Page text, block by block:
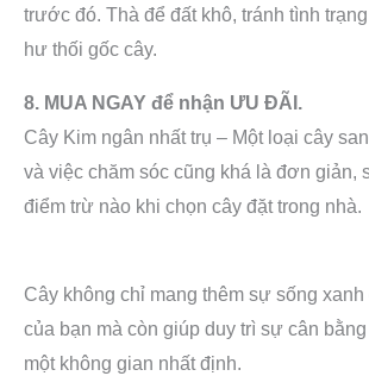
trước đó. Thà để đất khô, tránh tình
hư thối gốc cây.
8. MUA NGAY để nhận ƯU ĐÃI.
Cây Kim ngân nhất trụ – Một loại cây
và việc chăm sóc cũng khá là đơn giản,
điểm trừ nào khi chọn cây đặt trong nhà.
Cây không chỉ mang thêm sự sống
của bạn mà còn giúp duy trì sự cân
một không gian nhất định.